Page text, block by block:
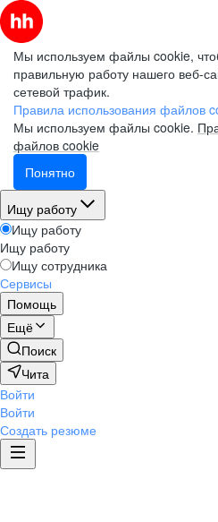
Мы используем файлы cookie,
правильную работу нашего веб-
сетевой трафик.
Правила использования файлов
Мы используем файлы cookie.
файлов cookie
Понятно
Ищу работу
Ищу работу
Ищу работу
Ищу сотрудника
Сервисы
Помощь
Ещё
Поиск
Чита
Войти
Войти
Создать резюме